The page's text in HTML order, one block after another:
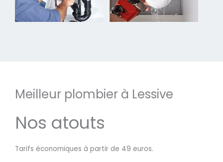
Meilleur plombier à Lessive
Nos atouts
Tarifs économiques à partir de 49 euros.